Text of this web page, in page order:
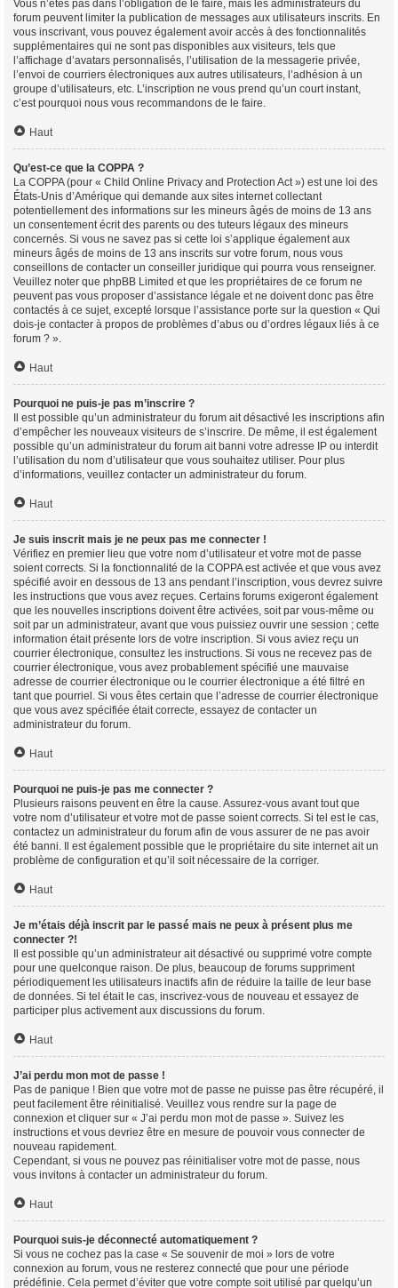
Vous n’êtes pas dans l’obligation de le faire, mais les administrateurs du
forum peuvent limiter la publication de messages aux utilisateurs inscrits. En
vous inscrivant, vous pouvez également avoir accès à des fonctionnalités
supplémentaires qui ne sont pas disponibles aux visiteurs, tels que
l’affichage d’avatars personnalisés, l’utilisation de la messagerie privée,
l’envoi de courriers électroniques aux autres utilisateurs, l’adhésion à un
groupe d’utilisateurs, etc. L’inscription ne vous prend qu’un court instant,
c’est pourquoi nous vous recommandons de le faire.
Haut
Qu’est-ce que la COPPA ?
La COPPA (pour « Child Online Privacy and Protection Act ») est une loi des
États-Unis d’Amérique qui demande aux sites internet collectant
potentiellement des informations sur les mineurs âgés de moins de 13 ans
un consentement écrit des parents ou des tuteurs légaux des mineurs
concernés. Si vous ne savez pas si cette loi s’applique également aux
mineurs âgés de moins de 13 ans inscrits sur votre forum, nous vous
conseillons de contacter un conseiller juridique qui pourra vous renseigner.
Veuillez noter que phpBB Limited et que les propriétaires de ce forum ne
peuvent pas vous proposer d’assistance légale et ne doivent donc pas être
contactés à ce sujet, excepté lorsque l’assistance porte sur la question « Qui
dois-je contacter à propos de problèmes d’abus ou d’ordres légaux liés à ce
forum ? ».
Haut
Pourquoi ne puis-je pas m’inscrire ?
Il est possible qu’un administrateur du forum ait désactivé les inscriptions afin
d’empêcher les nouveaux visiteurs de s’inscrire. De même, il est également
possible qu’un administrateur du forum ait banni votre adresse IP ou interdit
l’utilisation du nom d’utilisateur que vous souhaitez utiliser. Pour plus
d’informations, veuillez contacter un administrateur du forum.
Haut
Je suis inscrit mais je ne peux pas me connecter !
Vérifiez en premier lieu que votre nom d’utilisateur et votre mot de passe
soient corrects. Si la fonctionnalité de la COPPA est activée et que vous avez
spécifié avoir en dessous de 13 ans pendant l’inscription, vous devrez suivre
les instructions que vous avez reçues. Certains forums exigeront également
que les nouvelles inscriptions doivent être activées, soit par vous-même ou
soit par un administrateur, avant que vous puissiez ouvrir une session ; cette
information était présente lors de votre inscription. Si vous aviez reçu un
courrier électronique, consultez les instructions. Si vous ne recevez pas de
courrier électronique, vous avez probablement spécifié une mauvaise
adresse de courrier électronique ou le courrier électronique a été filtré en
tant que pourriel. Si vous êtes certain que l’adresse de courrier électronique
que vous avez spécifiée était correcte, essayez de contacter un
administrateur du forum.
Haut
Pourquoi ne puis-je pas me connecter ?
Plusieurs raisons peuvent en être la cause. Assurez-vous avant tout que
votre nom d’utilisateur et votre mot de passe soient corrects. Si tel est le cas,
contactez un administrateur du forum afin de vous assurer de ne pas avoir
été banni. Il est également possible que le propriétaire du site internet ait un
problème de configuration et qu’il soit nécessaire de la corriger.
Haut
Je m’étais déjà inscrit par le passé mais ne peux à présent plus me
connecter ?!
Il est possible qu’un administrateur ait désactivé ou supprimé votre compte
pour une quelconque raison. De plus, beaucoup de forums suppriment
périodiquement les utilisateurs inactifs afin de réduire la taille de leur base
de données. Si tel était le cas, inscrivez-vous de nouveau et essayez de
participer plus activement aux discussions du forum.
Haut
J’ai perdu mon mot de passe !
Pas de panique ! Bien que votre mot de passe ne puisse pas être récupéré, il
peut facilement être réinitialisé. Veuillez vous rendre sur la page de
connexion et cliquer sur « J’ai perdu mon mot de passe ». Suivez les
instructions et vous devriez être en mesure de pouvoir vous connecter de
nouveau rapidement.
Cependant, si vous ne pouvez pas réinitialiser votre mot de passe, nous
vous invitons à contacter un administrateur du forum.
Haut
Pourquoi suis-je déconnecté automatiquement ?
Si vous ne cochez pas la case « Se souvenir de moi » lors de votre
connexion au forum, vous ne resterez connecté que pour une période
prédéfinie. Cela permet d’éviter que votre compte soit utilisé par quelqu’un